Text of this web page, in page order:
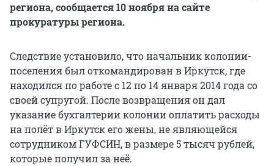
региона, сообщается 10 ноября на сайте
прокуратуры региона.
Следствие установило, что начальник колонии-
поселения был откомандирован в Иркутск, где
находился по работе с 12 по 14 января 2014 года со
своей супругой. После возвращения он дал
указание бухгалтерии колонии оплатить расходы
на полёт в Иркутск его жены, не являющейся
сотрудником ГУФСИН, в размере 5 тысяч рублей,
которые получил за неё.